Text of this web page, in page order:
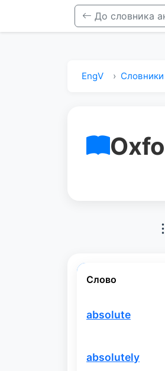
До словника
EngV Словники
Слово
absolute
absolutely